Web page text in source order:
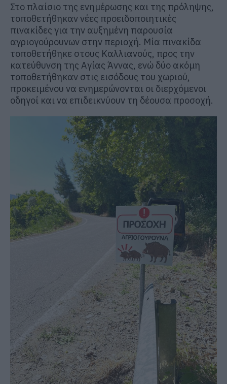
Στο πλαίσιο της ενημέρωσης και της πρόληψης,
τοποθετήθηκαν νέες προειδοποιητικές
πινακίδες για την αυξημένη παρουσία
αγριογούρουνων στην περιοχή. Μία πινακίδα
τοποθετήθηκε στους Καλλιανούς, προς την
κατεύθυνση της Αγίας Άννας, ενώ δύο ακόμη
τοποθετήθηκαν στις εισόδους του χωριού,
προκειμένου να ενημερώνονται οι διερχόμενοι
οδηγοί και να επιδεικνύουν τη δέουσα προσοχή.